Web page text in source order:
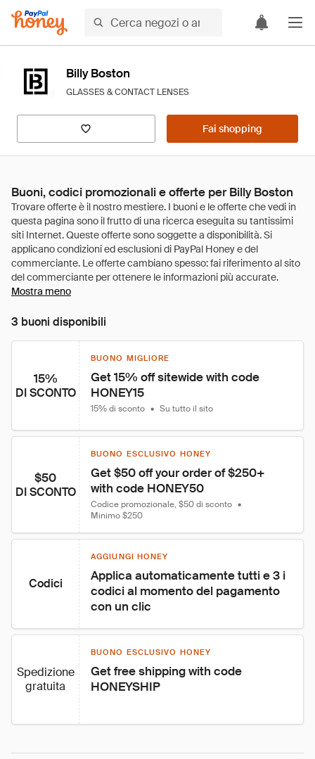
Billy Boston
GLASSES & CONTACT LENSES
Fai shopping
Buoni, codici promozionali e offerte per Billy Boston
Mostra meno
3 buoni disponibili
15%
DI SCONTO
BUONO MIGLIORE
Get 15% off sitewide with code
HONEY15
15% di sconto • Su tutto il sito
$50
DI SCONTO
BUONO ESCLUSIVO HONEY
Get $50 off your order of $250+
with code HONEY50
Codice promozionale, $50 di sconto •
Minimo $250
Codici
AGGIUNGI HONEY
Applica automaticamente tutti e 3 i
codici al momento del pagamento
con un clic
Spedizione
gratuita
BUONO ESCLUSIVO HONEY
Get free shipping with code
HONEYSHIP